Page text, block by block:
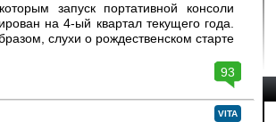
запуск портативной консоли
на 4-ый квартал текущего года.
слухи о рождественском старте
93
VITA